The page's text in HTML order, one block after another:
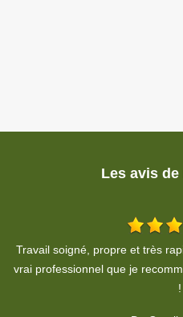
Les avis
Travail soigné, propre. A